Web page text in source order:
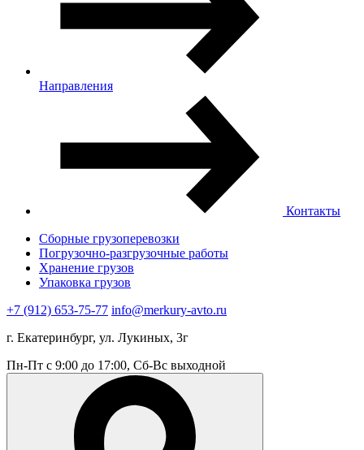
Направления
Контакты
Сборные грузоперевозки
Погрузочно-разгрузочные работы
Хранение грузов
Упаковка грузов
+7 (912) 653-75-77 info@merkury-avto.ru
г. Екатеринбург, ул. Лукиных, 3г
Пн-Пт с 9:00 до 17:00, Сб-Вс выходной